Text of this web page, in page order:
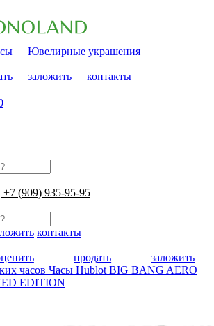
Ювелирные украшения
заложить контакты
+7 (909) 935-95-95
контакты
продать
заложить
часов Часы Hublot BIG BANG AERO
EDITION